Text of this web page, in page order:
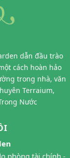
dẫn đầu trào
cách hoàn hảo
trong nhà, văn
Terraium,
Nước
phòng tài chính -